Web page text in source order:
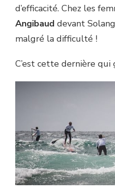
d’efficacité. Chez les
Angibaud devant
malgré la difficulté !
C’est cette dernière